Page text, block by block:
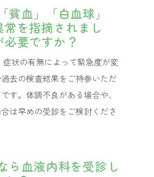
貧血」「白血球」
常を指摘されまし
要ですか？
状の有無によって緊急度が変
去の検査結果をご持参いただ
す。体調不良がある場合や、
は早めの受診をご検討くださ
ら血液内科を受診し